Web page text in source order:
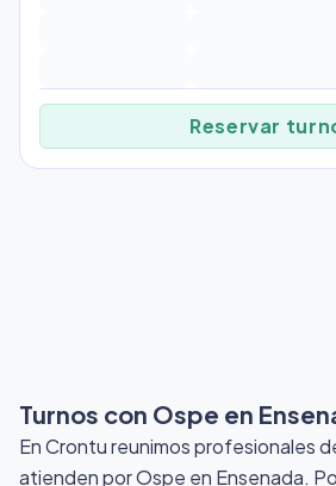
Reservar
Turnos con Ospe en
En Crontu reunimos profesionales
atienden por Ospe en Ensenada.